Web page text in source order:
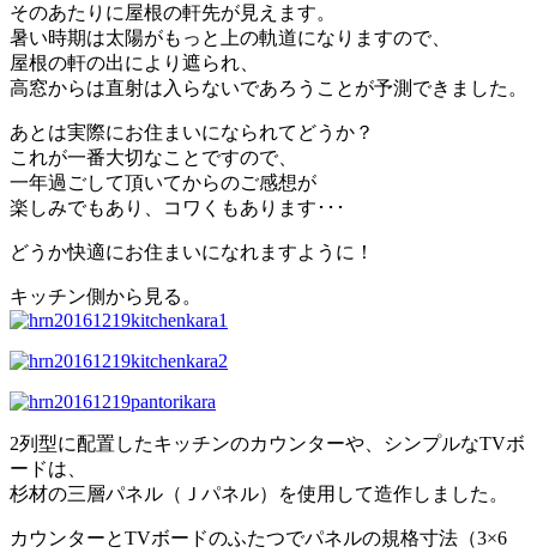
そのあたりに屋根の軒先が見えます。
暑い時期は太陽がもっと上の軌道になりますので、
屋根の軒の出により遮られ、
高窓からは直射は入らないであろうことが予測できました。
あとは実際にお住まいになられてどうか？
これが一番大切なことですので、
一年過ごして頂いてからのご感想が
楽しみでもあり、コワくもあります･･･
どうか快適にお住まいになれますように！
キッチン側から見る。
2列型に配置したキッチンのカウンターや、シンプルなTVボ
ードは、
杉材の三層パネル（Ｊパネル）を使用して造作しました。
カウンターとTVボードのふたつでパネルの規格寸法（3×6